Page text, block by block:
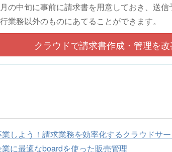
の中旬に事前に請求書を用意しておき、送
業務以外のものにあてることができます。
クラウドで請求書作成・管理を
しよう！請求業務を効率化するクラウドサ
に最適なboardを使った販売管理